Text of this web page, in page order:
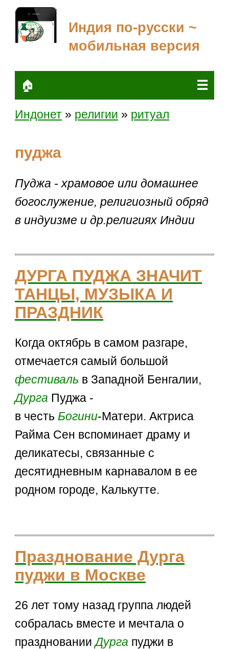
Индия по-русски ~
мобильная версия
🏠 ☰
Индонет » религии » ритуал
пуджа
Пуджа - храмовое или домашнее
богослужение, религиозный обряд
в индуизме и др.религиях Индии
ДУРГА ПУДЖА ЗНАЧИТ
ТАНЦЫ, МУЗЫКА И
ПРАЗДНИК
Когда октябрь в самом разгаре,
отмечается самый большой
фестиваль в Западной Бенгалии,
Дурга Пуджа -
в честь Богини-Матери. Актриса
Райма Сен вспоминает драму и
деликатесы, связанные с
десятидневным карнавалом в ее
родном городе, Калькутте.
Празднование Дурга
пуджи в Москве
26 лет тому назад группа людей
собралась вместе и мечтала о
празднованииДурга пуджи в